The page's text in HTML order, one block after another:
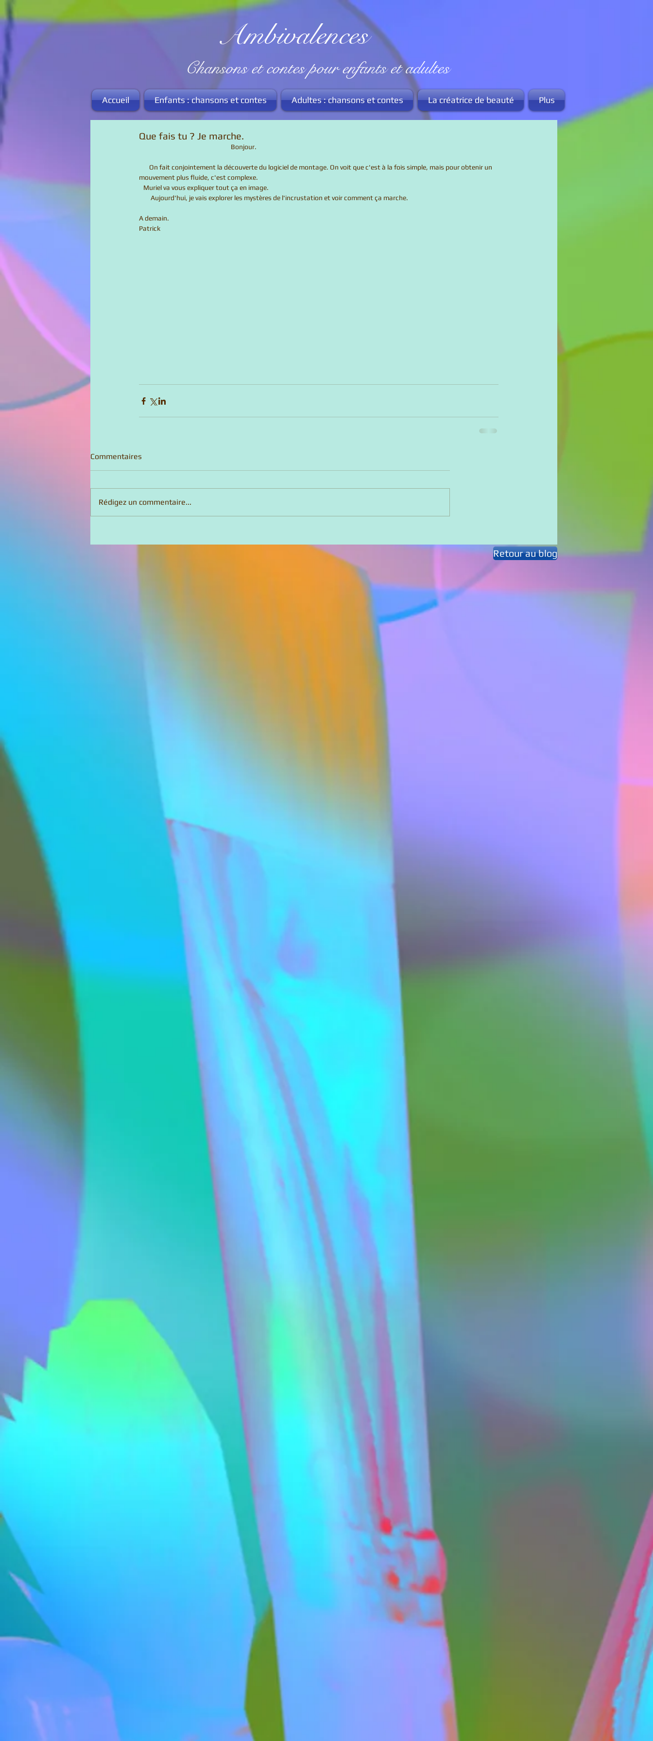
Ambivalences
Chansons et contes pour enfants et adultes
Accueil Enfants : chansons et contes Adultes : chansons et contes La créatrice de beauté Plus
Que fais tu ? Je marche.
                                                               Bonjour.
mouvement plus fluide, c'est complexe.
   Muriel va vous expliquer tout ça en image.
        Aujourd'hui, je vais explorer les mystères de l'incrustation et voir comment ça marche.
A demain.
Patrick
Commentaires
Rédigez un commentaire...
Retour au blog